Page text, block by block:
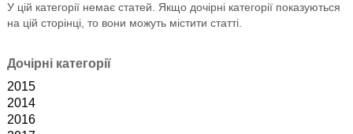
У цій категорії немає статей. Якщо дочірні категорії показуються
на цій сторінці, то вони можуть містити статті.
Дочірні категорії
2015
2014
2016